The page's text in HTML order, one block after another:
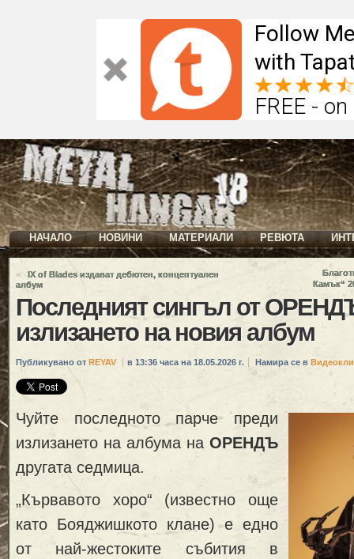
Follow
with
FREE -
НАЧАЛО НОВИНИ МАТЕРИАЛИ РЕВЮТА
«
IX of Blades издават дебютен, концептуален
албум
Камък“
Последният сингъл от
излизането на новия албум
Публикувано от REYAV в 13:36 часа на 18.05.2026 г. Намира се в
Чуйте последното парче преди
излизането на албума на ОРЕНДЪ
другата седмица.
„Кървавото хоро“ (известно още
като Бояджишкото клане) е едно
от най-жестоките събития в